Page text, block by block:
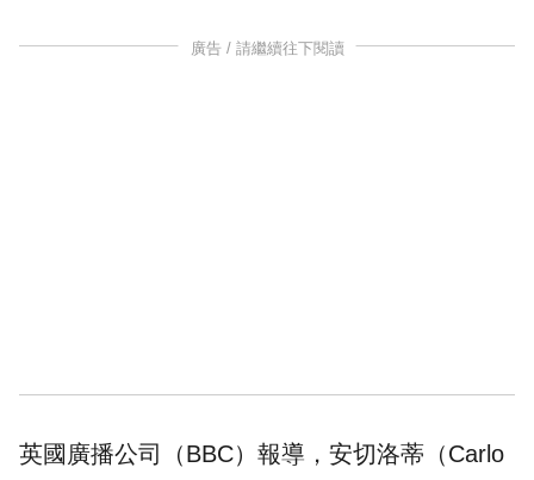
廣告 / 請繼續往下閱讀
英國廣播公司（BBC）報導，安切洛蒂（Carlo